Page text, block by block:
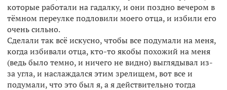
которые работали на гадалку, и они поздно вечером в
тёмном переулке подловили моего отца, и избили его
очень сильно.
Сделали так всё искусно, чтобы все подумали на меня,
когда избивали отца, кто-то якобы похожий на меня
(ведь было темно, и ничего не видно) выглядывал из-
за угла, и наслаждался этим зрелищем, вот все и
подумали, что это был я, а я действительно тогда